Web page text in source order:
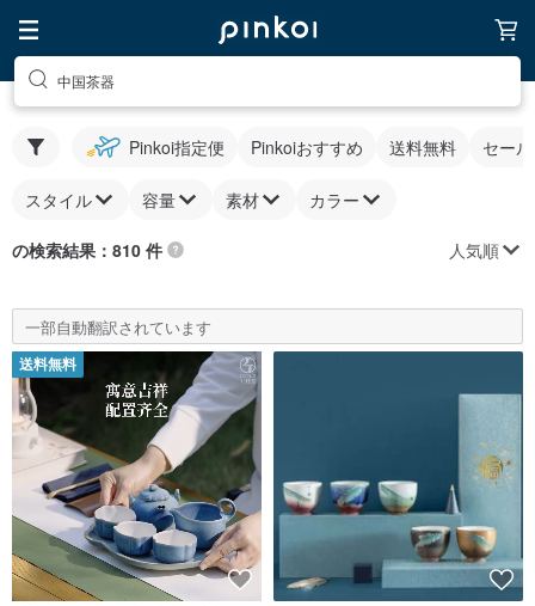
中国茶器
Pinkoi指定便 Pinkoiおすすめ 送料無料 セー
スタイル 容量 素材 カラー
の検索結果：810 件 人気順
一部自動翻訳されています
送料無料